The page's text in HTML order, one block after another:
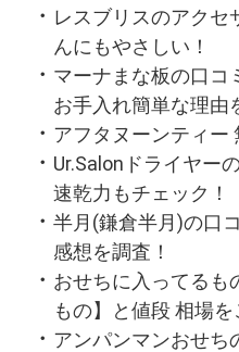
レスブリスのアクセ
んにもやさしい！
マーナまな板の口コ
お手入れ簡単な理由
アフタヌーンティー
Ur.Salonドライヤー
速乾力もチェック！
半月(鎌倉半月)の口
感想を調査！
おせちに入ってるも
もの】と値段 相場を
アンパンマンおせち